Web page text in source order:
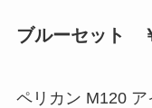
ブルーセット
ペリカン M120 ア